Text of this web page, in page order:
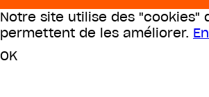
Notre site utilise des
permettent de les améliorer.
OK